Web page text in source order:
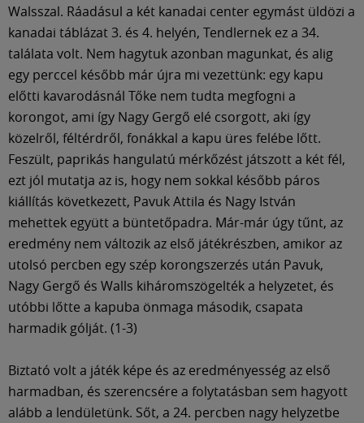
Walsszal. Ráadásul a két kanadai center egymást üldözi a
kanadai táblázat 3. és 4. helyén, Tendlernek ez a 34.
találata volt. Nem hagytuk azonban magunkat, és alig
egy perccel később már újra mi vezettünk: egy kapu
előtti kavarodásnál Tőke nem tudta megfogni a
korongot, ami így Nagy Gergő elé csorgott, aki így
közelről, féltérdről, fonákkal a kapu üres felébe lőtt.
Feszült, paprikás hangulatú mérkőzést játszott a két fél,
ezt jól mutatja az is, hogy nem sokkal később páros
kiállítás következett, Pavuk Attila és Nagy István
mehettek együtt a büntetőpadra. Már-már úgy tűnt, az
eredmény nem változik az első játékrészben, amikor az
utolsó percben egy szép korongszerzés után Pavuk,
Nagy Gergő és Walls kiháromszögelték a helyzetet, és
utóbbi lőtte a kapuba önmaga második, csapata
harmadik gólját. (1-3)
Biztató volt a játék képe és az eredményesség az első
harmadban, és szerencsére a folytatásban sem hagyott
alább a lendületünk. Sőt, a 24. percben nagy helyzetbe